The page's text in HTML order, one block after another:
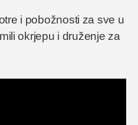
i pobožnosti za sve u
okrjepu i druženje za